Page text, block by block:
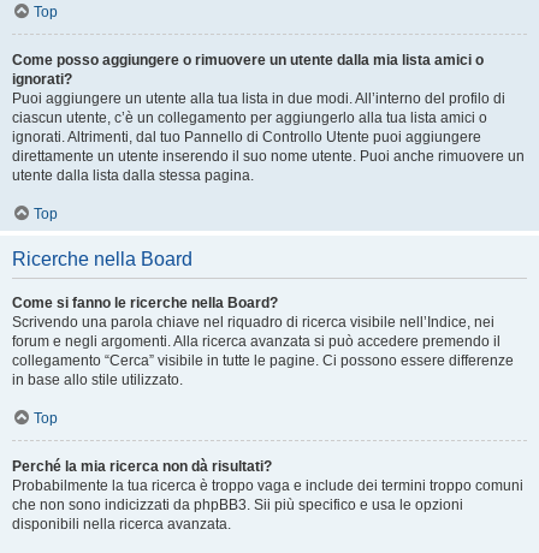
Top
Come posso aggiungere o rimuovere un utente dalla mia lista amici o
ignorati?
Puoi aggiungere un utente alla tua lista in due modi. All’interno del profilo di
ciascun utente, c’è un collegamento per aggiungerlo alla tua lista amici o
ignorati. Altrimenti, dal tuo Pannello di Controllo Utente puoi aggiungere
direttamente un utente inserendo il suo nome utente. Puoi anche rimuovere un
utente dalla lista dalla stessa pagina.
Top
Ricerche nella Board
Come si fanno le ricerche nella Board?
Scrivendo una parola chiave nel riquadro di ricerca visibile nell’Indice, nei
forum e negli argomenti. Alla ricerca avanzata si può accedere premendo il
collegamento “Cerca” visibile in tutte le pagine. Ci possono essere differenze
in base allo stile utilizzato.
Top
Perché la mia ricerca non dà risultati?
Probabilmente la tua ricerca è troppo vaga e include dei termini troppo comuni
che non sono indicizzati da phpBB3. Sii più specifico e usa le opzioni
disponibili nella ricerca avanzata.